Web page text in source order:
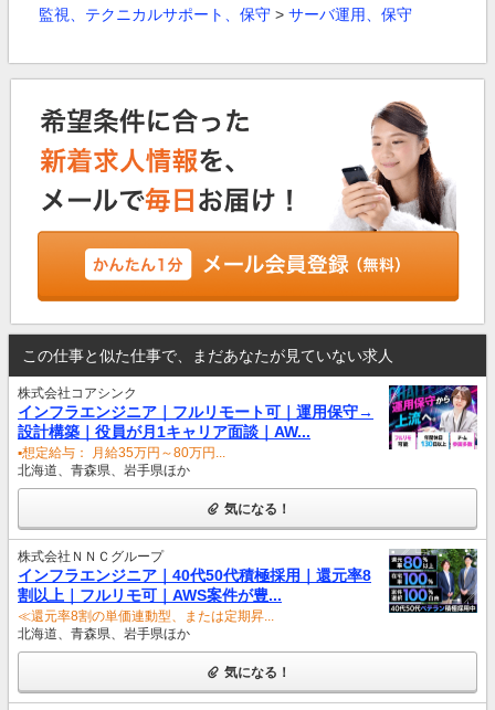
監視、テクニカルサポート、保守 > サーバ運用、保守
この仕事と似た仕事で、まだあなたが見ていない求人
株式会社コアシンク
インフラエンジニア｜フルリモート可｜運用保守→
設計構築｜役員が月1キャリア面談｜AW...
▪️想定給与： 月給35万円～80万円...
北海道、青森県、岩手県ほか
気になる！
株式会社ＮＮＣグループ
インフラエンジニア｜40代50代積極採用｜還元率8
割以上｜フルリモ可｜AWS案件が豊...
≪還元率8割の単価連動型、または定期昇...
北海道、青森県、岩手県ほか
気になる！